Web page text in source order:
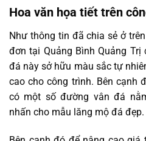
Hoa văn họa tiết trên
Như thông tin đã chia sẻ ở
đơn tại Quảng Bình Quảng
đá này sở hữu màu sắc tự
cao cho công trình. Bên cạnh
có một số đường vân đá
nhấn cho mẫu lăng mộ đá đẹp.